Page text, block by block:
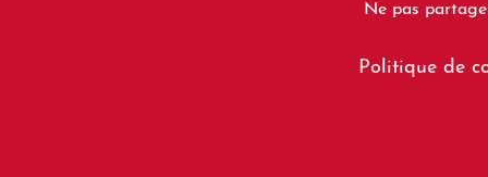
Ne pas
menu
Politique de